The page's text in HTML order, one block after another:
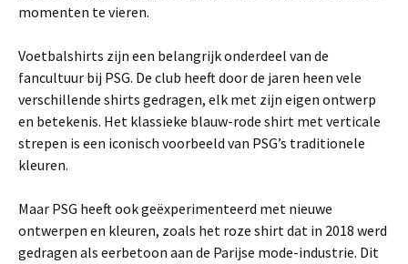
momenten te vieren.
Voetbalshirts zijn een belangrijk onderdeel van de
fancultuur bij PSG. De club heeft door de jaren heen vele
verschillende shirts gedragen, elk met zijn eigen ontwerp
en betekenis. Het klassieke blauw-rode shirt met verticale
strepen is een iconisch voorbeeld van PSG’s traditionele
kleuren.
Maar PSG heeft ook geëxperimenteerd met nieuwe
ontwerpen en kleuren, zoals het roze shirt dat in 2018 werd
gedragen als eerbetoon aan de Parijse mode-industrie. Dit